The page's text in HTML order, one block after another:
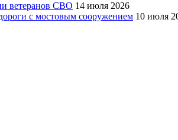
ветеранов СВО 14 июля 2026
с мостовым сооружением 10 июля